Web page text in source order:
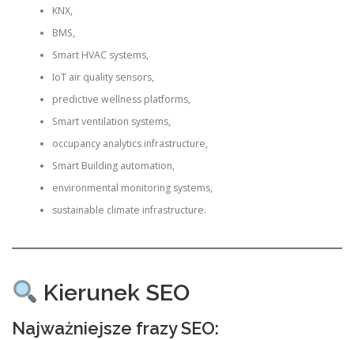
KNX,
BMS,
Smart HVAC systems,
IoT air quality sensors,
predictive wellness platforms,
Smart ventilation systems,
occupancy analytics infrastructure,
Smart Building automation,
environmental monitoring systems,
sustainable climate infrastructure.
Kierunek SEO
Najważniejsze frazy SEO: